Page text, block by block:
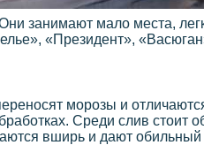
занимают мало места,
«Президент»,
морозы и
Среди слив стоит
вширь и дают обильный